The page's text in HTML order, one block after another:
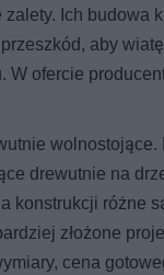
Ich budowa
aby
W ofercie
wolnostojące.
drewutnie na
konstrukcji różne
złożone
cena